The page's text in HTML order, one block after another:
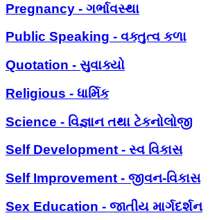
Pregnancy - ગર્ભાવસ્થા
Public Speaking - વક્તુત્વ કળા
Quotation - સુવાક્યો
Religious - ધાર્મિક
Science - વિજ્ઞાન તથા ટેકનોલોજી
Self Development - સ્વ વિકાસ
Self Improvement - જીવન-વિકાસ
Sex Education - જાતીય માર્ગદર્શન